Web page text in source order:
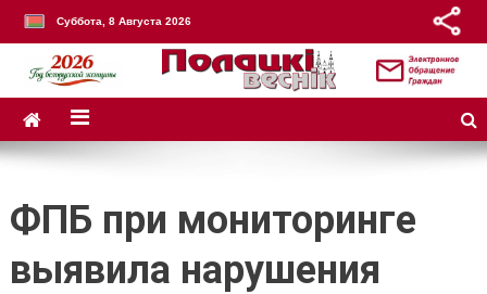
Суббота, 8 Августа 2026
ФПБ при мониторинге
выявила нарушения